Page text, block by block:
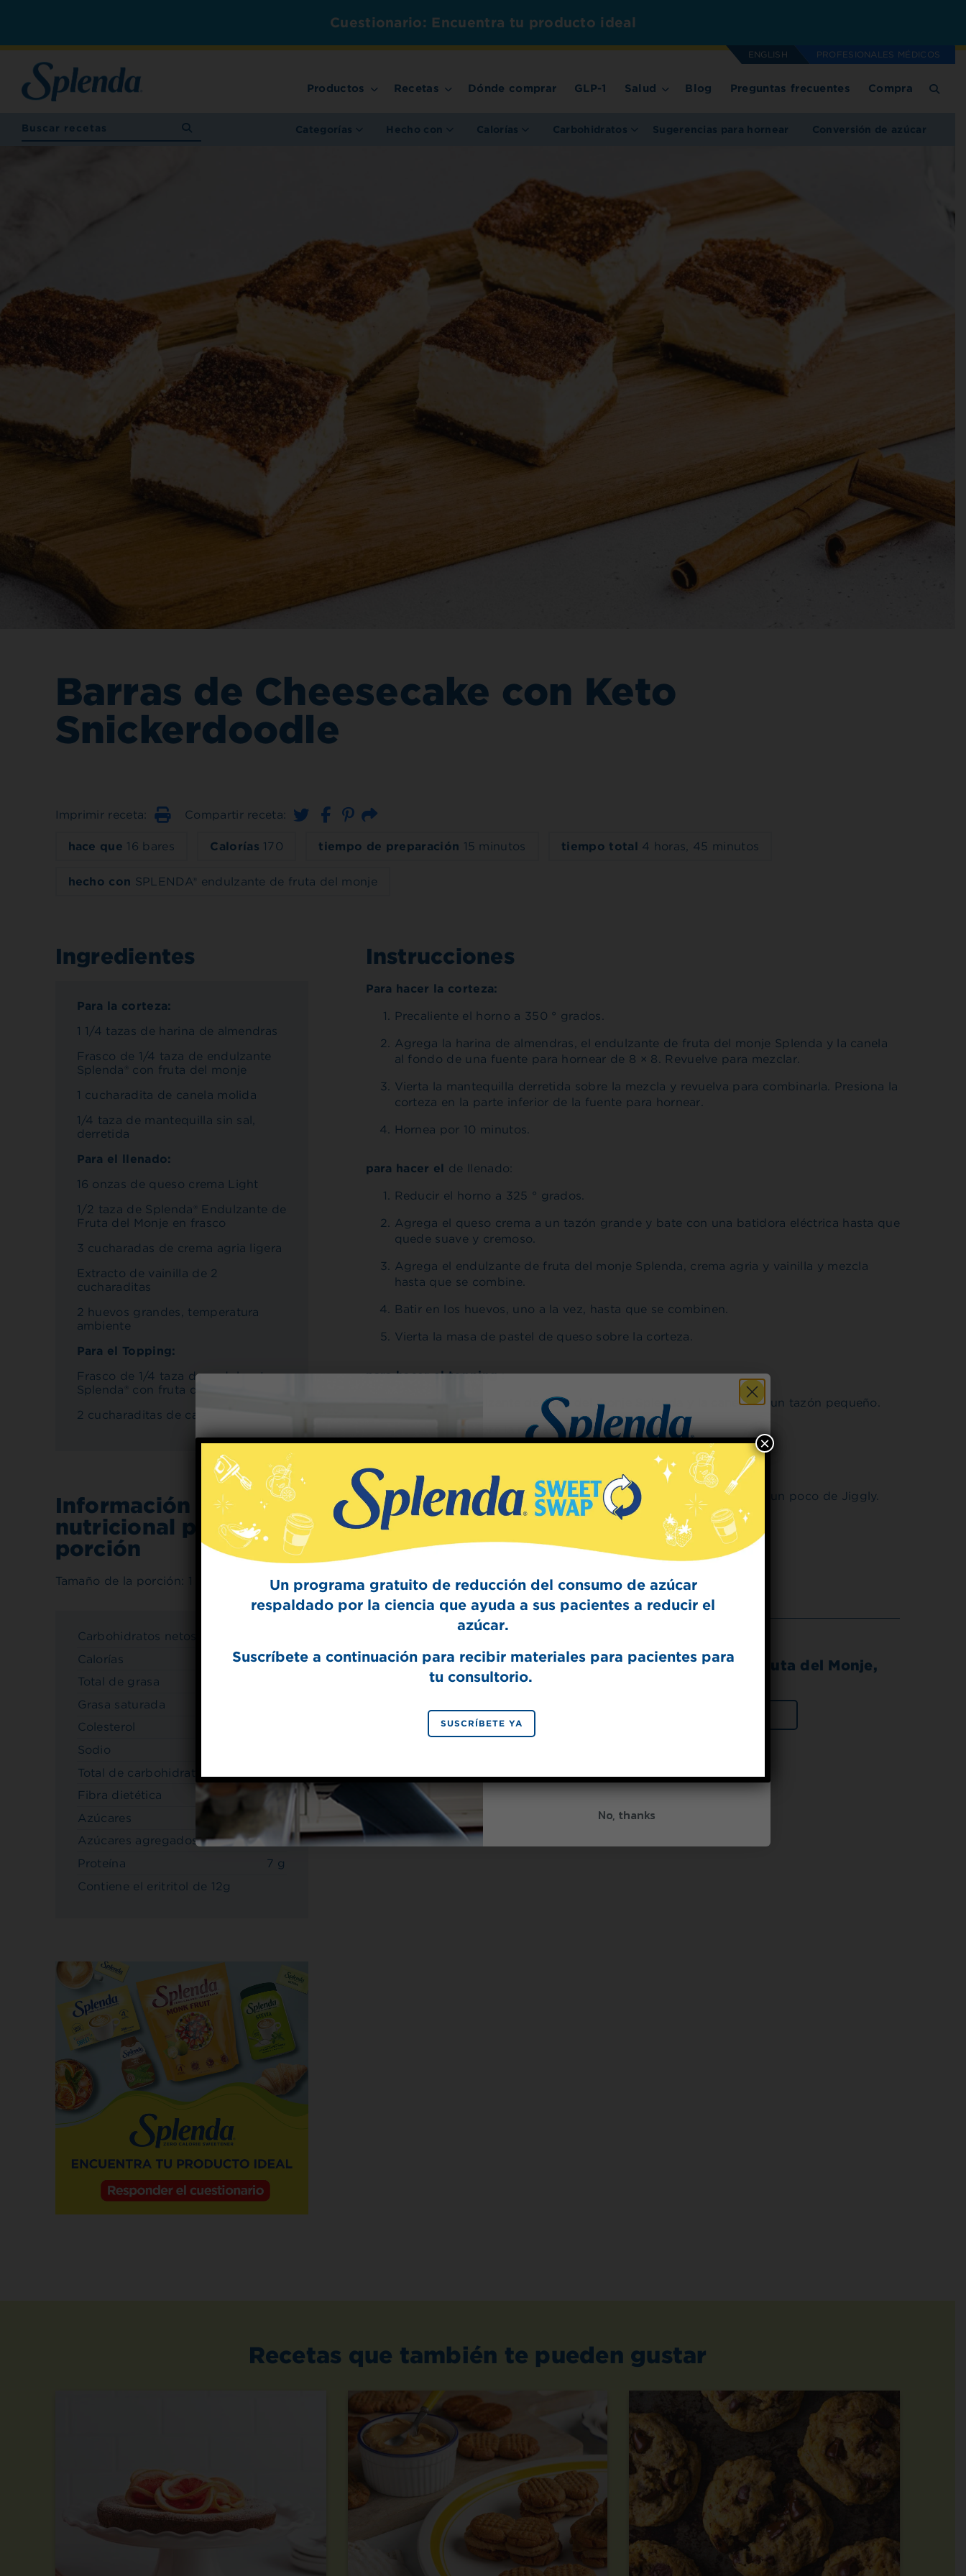
Cuestionario: Encuentra tu producto ideal
ENGLISH PROFESIONALES MÉDICOS
Productos Recetas Dónde comprar GLP-1 Salud Blog Preguntas frecuentes Compra
Categorías Hecho con Calorías Carbohidratos Sugerencias para hornear Conversión de azúcar
Barras de Cheesecake con Keto
Snickerdoodle
Imprimir receta: Imprimir
Compartir receta: Correo electrónico
hace que 16 bares Calorías 170 tiempo de preparación 15 minutos tiempo total 4 horas, 45 minutos
hecho con SPLENDA® endulzante de fruta del monje
Ingredientes
Para la corteza:
1 1/4 tazas de harina de almendras
Frasco de 1/4 taza de endulzante
Splenda® con fruta del monje
1 cucharadita de canela molida
1/4 taza de mantequilla sin sal,
derretida
Para el llenado:
16 onzas de queso crema Light
1/2 taza de Splenda® Endulzante de
Fruta del Monje en frasco
3 cucharadas de crema agria ligera
Extracto de vainilla de 2
cucharaditas
2 huevos grandes, temperatura
ambiente
Para el Topping:
Frasco de 1/4 taza de endulzante
Splenda® con fruta del monje
2 cucharaditas de canela molidas
Información
nutricional por
porción
Tamaño de la porción: 1 bar
Carbohidratos netos
Calorías
170
Total de grasa
Grasa saturada
Colesterol
Sodio
Total de carbohidratos
Fibra dietética
Azúcares
Azúcares agregados
Proteína
7 g
Contiene el eritritol de 12g
Instrucciones
Para hacer la corteza:
Precaliente el horno a 350 ° grados.
Agrega la harina de almendras, el endulzante de fruta del monje Splenda y la canela
al fondo de una fuente para hornear de 8 × 8. Revuelve para mezclar.
Vierta la mantequilla derretida sobre la mezcla y revuelva para combinarla. Presiona la
corteza en la parte inferior de la fuente para hornear.
Hornea por 10 minutos.
para hacer el de llenado:
Reducir el horno a 325 ° grados.
Agrega el queso crema a un tazón grande y bate con una batidora eléctrica hasta que
quede suave y cremoso.
Agrega el endulzante de fruta del monje Splenda, crema agria y vainilla y mezcla
hasta que se combine.
Batir en los huevos, uno a la vez, hasta que se combinen.
Vierta la masa de pastel de queso sobre la corteza.
para hacer el topping:
Agrega el endulzante de fruta del monje Splenda y la canela en un tazón pequeño.
Espolvorear sobre la masa de pastel de queso.
Para hornear:
Hornea durante 20-25 minutos o hasta que el medio solo tenga un poco de Jiggly.
Retírelo del horno y deje enfriar durante 1 horas.
Refrigerar al menos 4 horas antes de rebanar y servir.
Hecho con
Splenda® Endulzante de Fruta del Monje,
Recetas que también te pueden gustar
Un programa gratuito de reducción del consumo de azúcar
respaldado por la ciencia que ayuda a sus pacientes a reducir el
azúcar.
Suscríbete a continuación para recibir materiales para pacientes para
tu consultorio.
SUSCRÍBETE YA
×
Sign Up for
The Sweet Dish
Splenda test kitchen.
No, thanks